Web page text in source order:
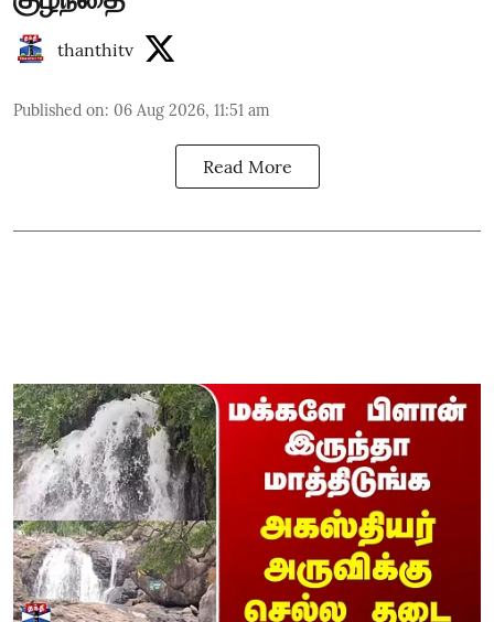
thanthitv
Published on: 06 Aug 2026, 11:51 am
Read More